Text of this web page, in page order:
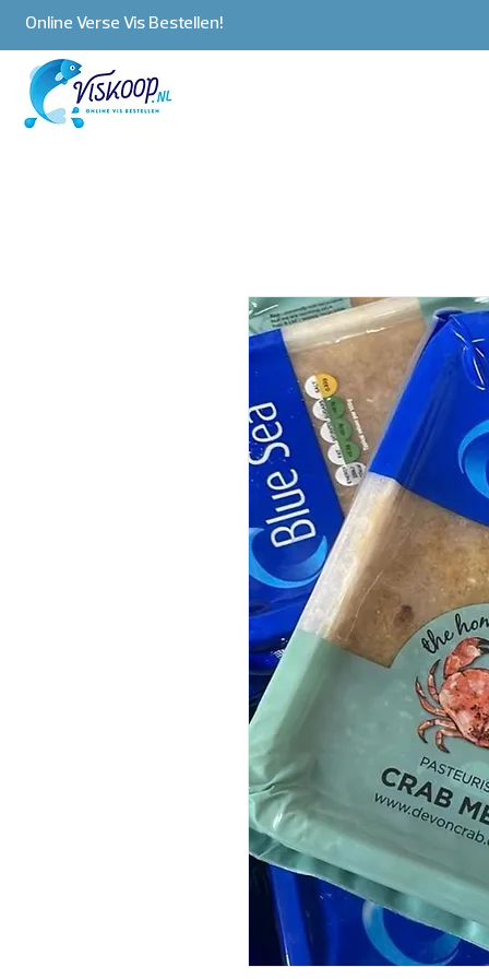
Online Verse Vis Bestellen!